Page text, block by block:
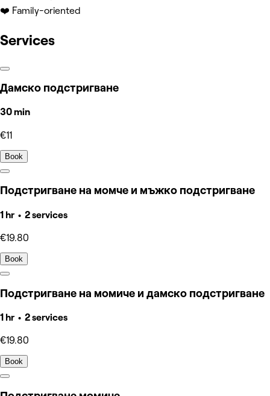
❤️ Family-oriented
Services
Дамско подстригване
30 min
€11
Book
Подстригване на момче и мъжко подстригване
1 hr • 2 services
€19.80
Book
Подстригване на момиче и дамско подстригване
1 hr • 2 services
€19.80
Book